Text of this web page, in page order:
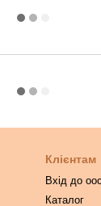
Клієнтам
Вхід до
Каталог